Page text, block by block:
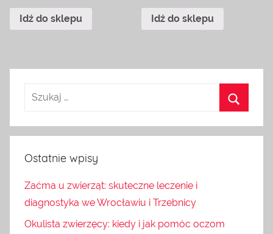
Idź do sklepu Idź do sklepu
Ostatnie wpisy
Zaćma u zwierząt: skuteczne leczenie i
diagnostyka we Wrocławiu i Trzebnicy
Okulista zwierzęcy: kiedy i jak pomóc oczom